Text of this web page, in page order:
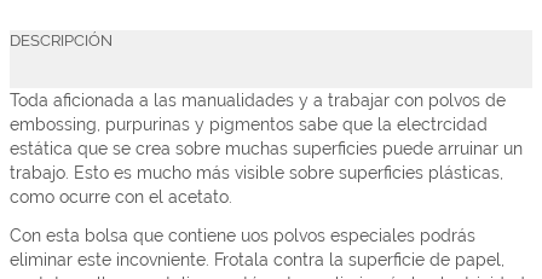
DESCRIPCIÓN
Toda aficionada a las manualidades y a trabajar con polvos de
embossing, purpurinas y pigmentos sabe que la electrcidad
estática que se crea sobre muchas superficies puede arruinar un
trabajo. Esto es mucho más visible sobre superficies plásticas,
como ocurre con el acetato.
Con esta bolsa que contiene uos polvos especiales podrás
eliminar este incovniente. Frotala contra la superficie de papel,